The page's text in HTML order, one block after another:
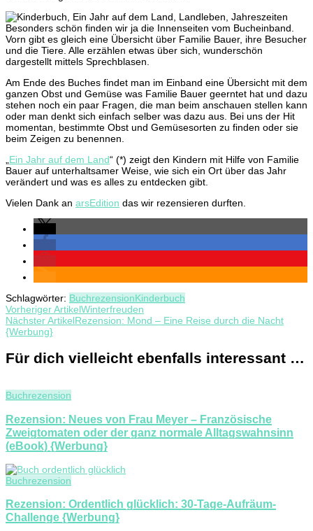
Besonders schön finden wir ja die Innenseiten vom Bucheinband.
Vorn gibt es gleich eine Übersicht über Familie Bauer, ihre Besucher
und die Tiere. Alle erzählen etwas über sich, wunderschön
dargestellt mittels Sprechblasen.
Am Ende des Buches findet man im Einband eine Übersicht mit dem
ganzen Obst und Gemüse was Familie Bauer geerntet hat und dazu
stehen noch ein paar Fragen, die man beim anschauen stellen kann
oder man denkt sich einfach selber was dazu aus. Bei uns der Hit
momentan, bestimmte Obst und Gemüsesorten zu finden oder sie
beim Zeigen zu benennen.
„Ein Jahr auf dem Land“ (*) zeigt den Kindern mit Hilfe von Familie
Bauer auf unterhaltsamer Weise, wie sich ein Ort über das Jahr
verändert und was es alles zu entdecken gibt.
Vielen Dank an arsEdition das wir rezensieren durften.
Schlagwörter: BuchrezensionKinderbuch
Beitragsnavigation
Vorheriger ArtikelWinterfreuden
Nächster ArtikelRezension: Mond – Eine Reise durch die Nacht
{Werbung}
Für dich vielleicht ebenfalls interessant …
Buchrezension
Rezension: Neues von Frau Meyer – Französische
Zweigtomaten oder der ganz normale Alltagswahnsinn
(eBook) {Werbung}
Buchrezension
Rezension: Ordentlich glücklich: 30-Tage-Aufräum-
Challenge {Werbung}